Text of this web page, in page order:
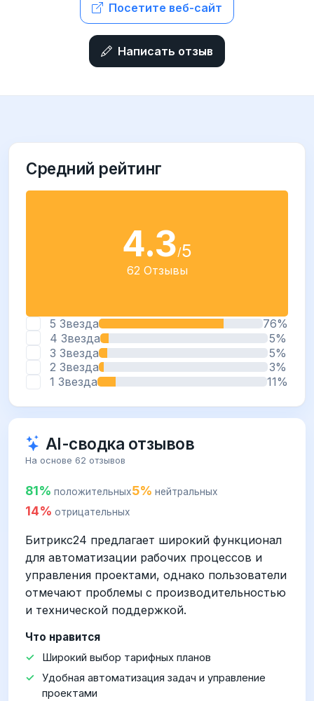
Посетите веб-сайт
Написать отзыв
Средний рейтинг
4.3/5
62 Отзывы
5 Звезда
76%
4 Звезда
5%
3 Звезда
5%
2 Звезда
3%
1 Звезда
11%
AI-сводка отзывов
На основе 62 отзывов
81% положительных5% нейтральных
14% отрицательных
Битрикс24 предлагает широкий функционал
для автоматизации рабочих процессов и
управления проектами, однако пользователи
отмечают проблемы с производительностью
и технической поддержкой.
Что нравится
Широкий выбор тарифных планов
Удобная автоматизация задач и управление
проектами